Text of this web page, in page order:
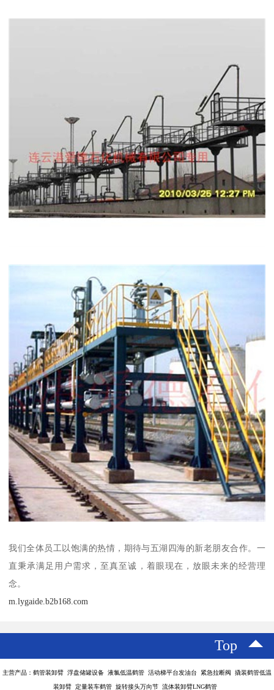
我们全体员工以饱满的热情，期待与五湖四海的新老朋友合作。一
直秉承满足用户需求，至真至诚，着眼现在，放眼未来的经营理
念。
m.lygaide.b2b168.com
Top
主营产品：鹤管装卸臂 浮盘储罐设备 液氯低温鹤管 活动梯平台发油台 紧急拉断阀 撬装鹤管低温
装卸臂 定量装车鹤管 旋转接头万向节 流体装卸臂LNG鹤管